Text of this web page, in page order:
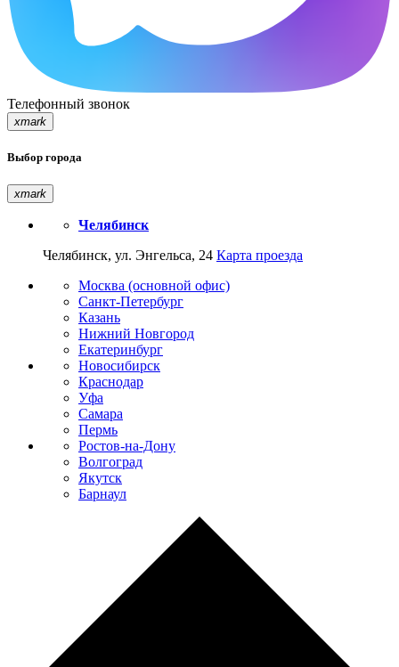
Телефонный звонок
xmark
Выбор города
xmark
Челябинск
Челябинск, ул. Энгельса, 24 Карта проезда
Москва (основной офис)
Санкт-Петербург
Казань
Нижний Новгород
Екатеринбург
Новосибирск
Краснодар
Уфа
Самара
Пермь
Ростов-на-Дону
Волгоград
Якутск
Барнаул